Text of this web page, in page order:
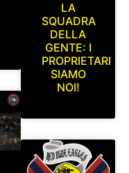
LA
SQUADRA
DELLA
GENTE: I
PROPRIETARI
SIAMO
NOI!